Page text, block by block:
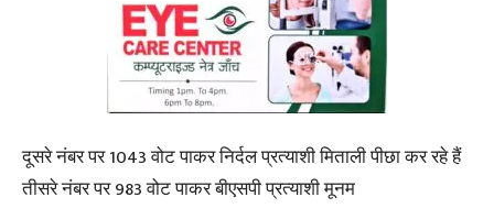
दूसरे नंबर पर 1043 वोट पाकर निर्दल प्रत्याशी मिताली पीछा कर रहे हैं
तीसरे नंबर पर 983 वोट पाकर बीएसपी प्रत्याशी मूनम